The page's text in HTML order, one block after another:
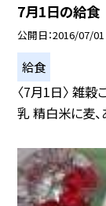
7月1日の給食
公開日 2016/07/01
給食
〈7月1日〉 雑
乳 精白米に麦、